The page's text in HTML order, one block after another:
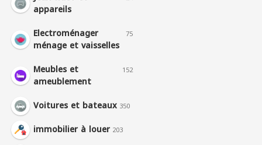
appareils
Electroménager
ménage et vaisselles
75
Meubles et
ameublement
152
Voitures et bateaux 350
immobilier à louer 203